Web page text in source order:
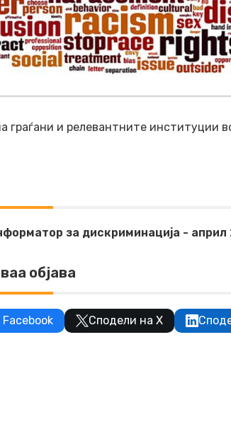
граѓани и релевантните институции
за дискриминација - април
објава
Сподели на X